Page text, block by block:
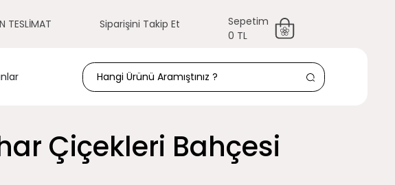
TESLİMAT Siparişini Takip Et
Sepetim
0 TL
Çiçekleri Bahçesi